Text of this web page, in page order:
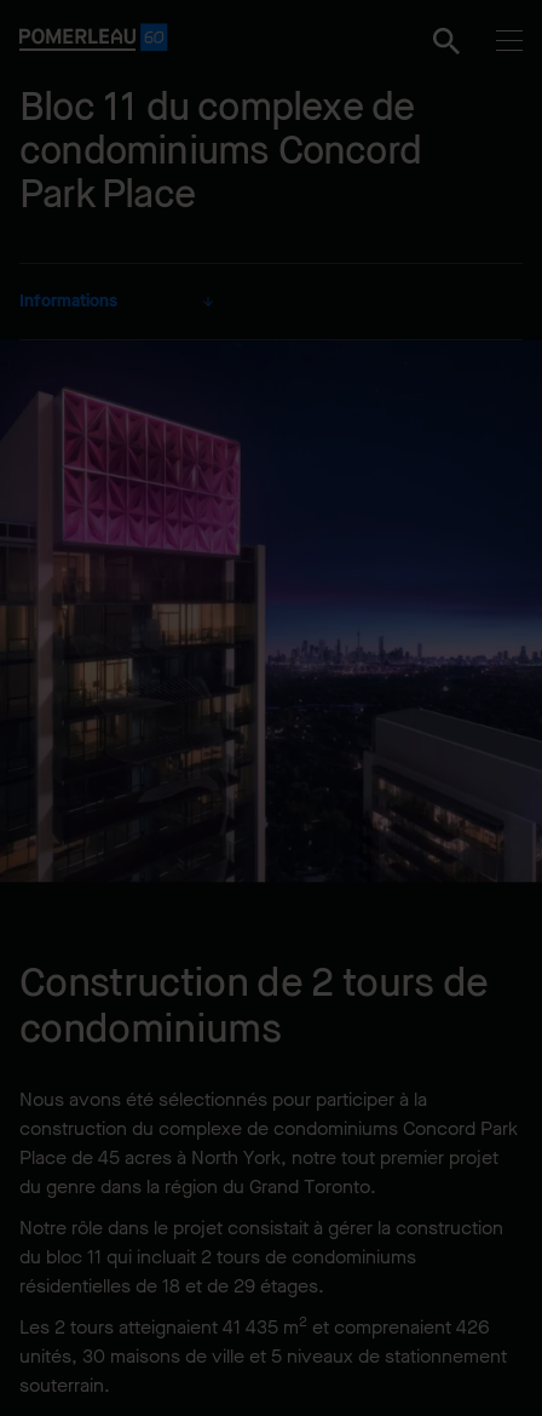
Bloc 11 du complexe de
condominiums Concord
Park Place
Informations
Résidentiel
Gérance de construction
EMPLACEMENT
North York, ON, CA
2022
Construction de 2 tours de
condominiums
Nous avons été sélectionnés pour participer à la
construction du complexe de condominiums Concord Park
Place de 45 acres à North York, notre tout premier projet
du genre dans la région du Grand Toronto.
Notre rôle dans le projet consistait à gérer la construction
du bloc 11 qui incluait 2 tours de condominiums
résidentielles de 18 et de 29 étages.
Les 2 tours atteignaient 41 435 m2 et comprenaient 426
unités, 30 maisons de ville et 5 niveaux de stationnement
souterrain.